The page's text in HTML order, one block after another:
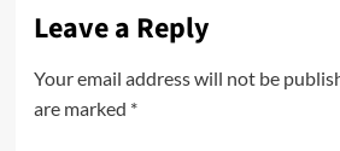
Leave a Reply
Your email address will not be
are marked *